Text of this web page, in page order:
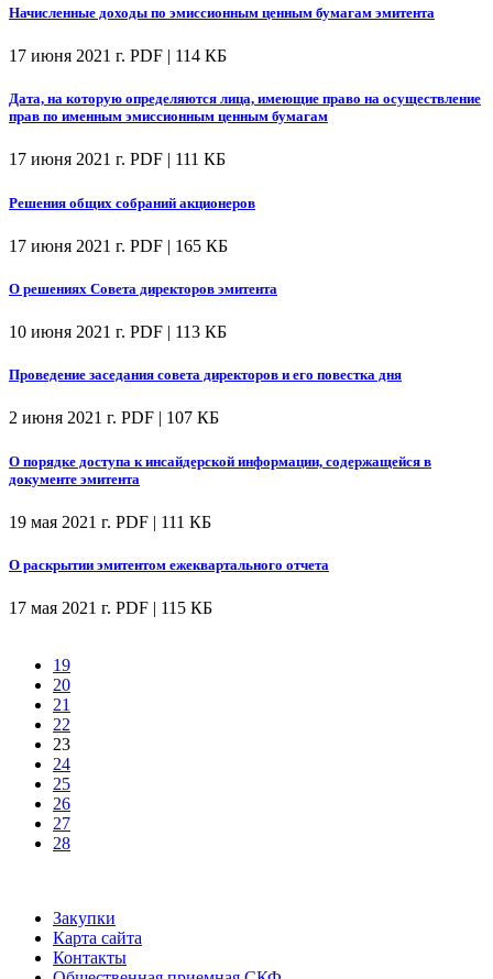
Начисленные доходы по эмиссионным ценным бумагам эмитента
17 июня 2021 г. PDF | 114 КБ
Дата, на которую определяются лица, имеющие право на осуществление
прав по именным эмиссионным ценным бумагам
17 июня 2021 г. PDF | 111 КБ
Решения общих собраний акционеров
17 июня 2021 г. PDF | 165 КБ
О решениях Совета директоров эмитента
10 июня 2021 г. PDF | 113 КБ
Проведение заседания совета директоров и его повестка дня
2 июня 2021 г. PDF | 107 КБ
О порядке доступа к инсайдерской информации, содержащейся в
документе эмитента
19 мая 2021 г. PDF | 111 КБ
О раскрытии эмитентом ежеквартального отчета
17 мая 2021 г. PDF | 115 КБ
19
20
21
22
23
24
25
26
27
28
Закупки
Карта сайта
Контакты